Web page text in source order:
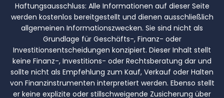
Haftungsausschluss: Alle Informationen auf dieser Seite
werden kostenlos bereitgestellt und dienen ausschließlich
allgemeinen Informationszwecken. Sie sind nicht als
Grundlage für Geschäfts-, Finanz- oder
Investitionsentscheidungen konzipiert. Dieser Inhalt stellt
keine Finanz-, Investitions- oder Rechtsberatung dar und
sollte nicht als Empfehlung zum Kauf, Verkauf oder Halten
von Finanzinstrumenten interpretiert werden. Ebenso stellt
er keine explizite oder stillschweigende Zusicherung über